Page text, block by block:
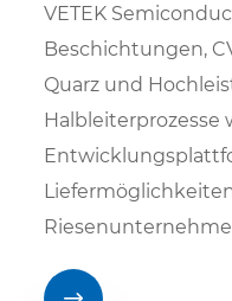
VETEK
Beschichtungen,
Quarz und
Halbleiterprozesse